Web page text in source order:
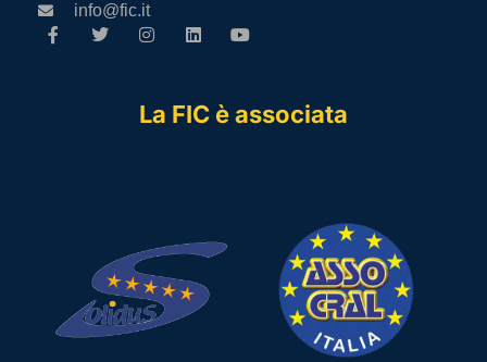
info@fic.it
La FIC è associata